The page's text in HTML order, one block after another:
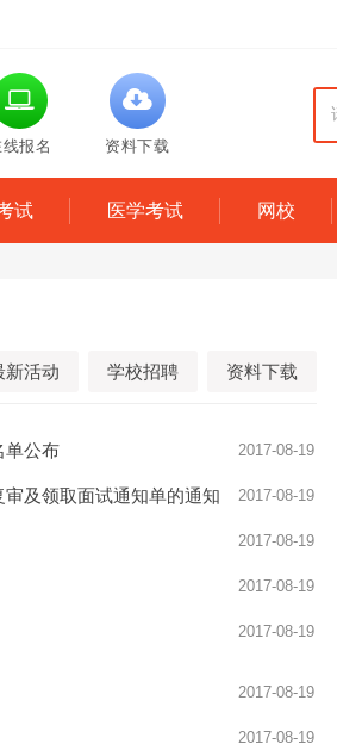
报名 资料下载
试 医学考试 网校
新活动 学校招聘 资料下载
单公布 2017-08-19
及领取面试通知单的通知 2017-08-19
2017-08-19
2017-08-19
2017-08-19
2017-08-19
2017-08-19
新沂及徐州周边面试全真模考安排